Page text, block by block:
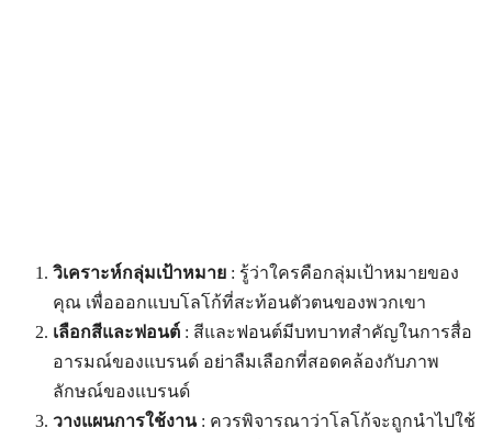
วิเคราะห์กลุ่มเป้าหมาย : รู้ว่าใครคือกลุ่มเป้าหมายของ
คุณ เพื่อออกแบบโลโก้ที่สะท้อนตัวตนของพวกเขา
เลือกสีและฟอนต์ : สีและฟอนต์มีบทบาทสำคัญในการสื่อ
อารมณ์ของแบรนด์ อย่าลืมเลือกที่สอดคล้องกับภาพ
ลักษณ์ของแบรนด์
วางแผนการใช้งาน : ควรพิจารณาว่าโลโก้จะถูกนำไปใช้